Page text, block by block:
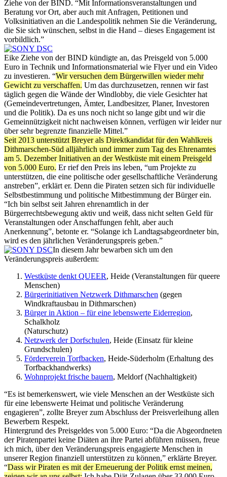
Ziehe von der BIND. “Mit Informationsveranstaltungen und
Beratung vor Ort, aber auch mit Anfragen, Petitionen und
Volksinitiativen an die Landespolitik nehmen Sie die Veränderung,
die Sie sich wünschen, selbst in die Hand – dieses Engagement ist
vorbildlich.”
Eike Ziehe von der BIND kündigte an, das Preisgeld von 5.000
Euro in Technik und Informationsmaterial wie Flyer und ein Video
zu investieren. “Wir versuchen dem Bürgerwillen wieder mehr
Gewicht zu verschaffen. Um das durchzusetzen, rennen wir fast
täglich gegen die Wände der Windlobby, die viele Gesichter hat
(Gemeindevertretungen, Ämter, Landbesitzer, Planer, Investoren
und die Politik). Da es uns noch nicht so lange gibt und wir die
Gemeinnützigkeit nicht nachweisen können, verfügen wir leider nur
über sehr begrenzte finanzielle Mittel.”
Seit 2013 unterstützt Breyer als Direktkandidat für den Wahlkreis
Dithmarschen-Süd alljährlich und immer zum Tag des Ehrenamtes
am 5. Dezember Initiativen an der Westküste mit einem Preisgeld
von 5.000 Euro. Er rief den Preis ins leben, “um Projekte zu
unterstützen, die eine politische oder gesellschaftliche Veränderung
anstreben”, erklärt er. Denn die Piraten setzen sich für individuelle
Selbstbestimmung und politische Mitbestimmung der Bürger ein.
“Ich bin selbst seit Jahren ehrenamtlich in der
Bürgerrechtsbewegung aktiv und weiß, dass nicht selten Geld für
Veranstaltungen oder Anschaffungen fehlt, aber auch
Anerkennung”, betonte er. “Solange ich Landtagsabgeordneter bin,
wird es den jährlichen Veränderungspreis geben.”
In diesem Jahr bewarben sich um den
Veränderungspreis außerdem:
Westküste denkt QUEER, Heide (Veranstaltungen für queere
Menschen)
Bürgerinitiativen Netzwerk Dithmarschen (gegen
Windkraftausbau in Dithmarschen)
Bürger in Aktion – für eine lebenswerte Eiderregion,
Schalkholz
(Naturschutz)
Netzwerk der Dorfschulen, Heide (Einsatz für kleine
Grundschulen)
Förderverein Torfbacken, Heide-Süderholm (Erhaltung des
Torfbackhandwerks)
Wohnprojekt frische bauern, Meldorf (Nachhaltigkeit)
“Es ist bemerkenswert, wie viele Menschen an der Westküste sich
für eine lebenswerte Heimat und politische Veränderung
engagieren”, zollte Breyer zum Abschluss der Preisverleihung allen
Bewerbern Respekt.
Hintergrund des Preisgeldes von 5.000 Euro: “Da die Abgeordneten
der Piratenpartei keine Diäten an ihre Partei abführen müssen, freue
ich mich, über den Veränderungspreis engagierte Menschen in
unserer Region finanziell unterstützen zu können,” erklärte Breyer.
“Dass wir Piraten es mit der Erneuerung der Politik ernst meinen,